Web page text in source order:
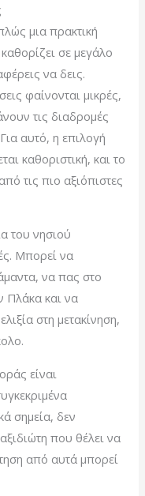
μια πρακτική
σε μεγάλο
να δεις.
φαίνονται μικρές,
τις διαδρομές
αυτό, η επιλογή
καθοριστική, και το
τις πιο αξιόπιστες
του νησιού
Μπορεί να
να πας στο
Πλάκα και να
στη μετακίνηση,
είναι
σημεία, δεν
που θέλει να
από αυτά μπορεί